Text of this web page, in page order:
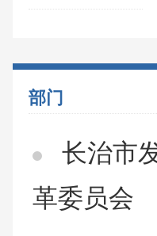
部门
长治市
革委员会